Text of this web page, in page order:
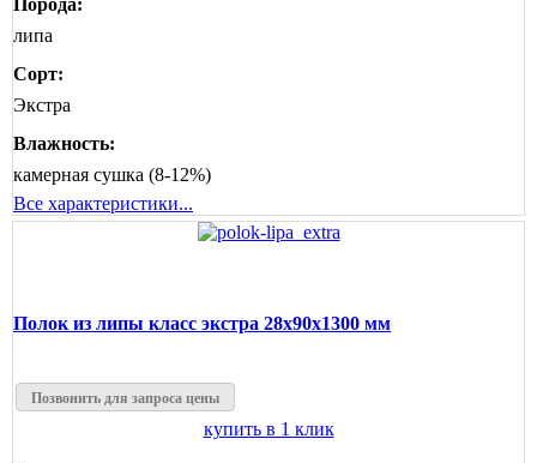
Порода:
липа
Сорт:
Экстра
Влажность:
камерная сушка (8-12%)
Все характеристики...
Полок из липы класс экстра 28x90x1300 мм
Позвонить для запроса цены
купить в 1 клик